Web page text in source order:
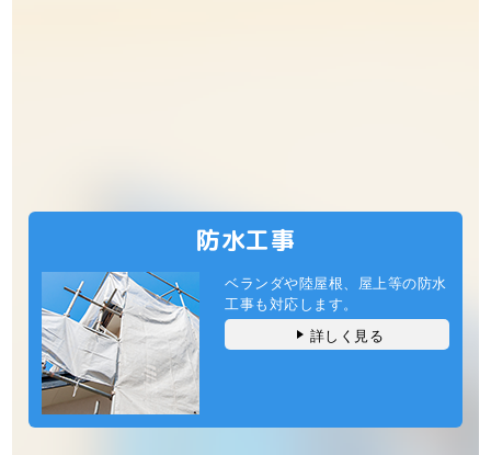
防水工事
ベランダや陸屋根、屋上等の防水
工事も対応します。
詳しく見る